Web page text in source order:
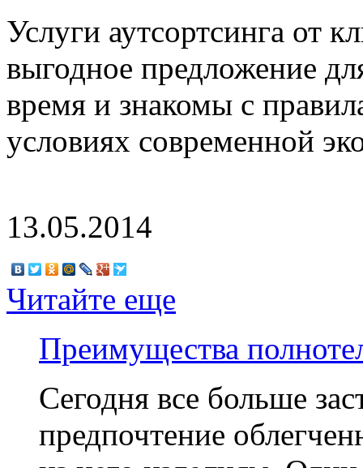
Услуги аутсортсинга от
выгодное предложение
время и знакомы с
условиях современной
13.05.2014
Читайте еще
Преимущества
Сегодня все больше
предпочтение